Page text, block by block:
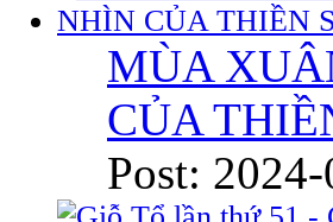
MÙA
CỦA
Post: